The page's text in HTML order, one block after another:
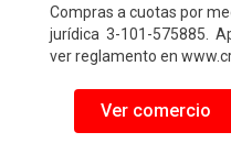
Compras a cuotas por
jurídica 3-101-575885.
ver reglamento en
Ver comercio